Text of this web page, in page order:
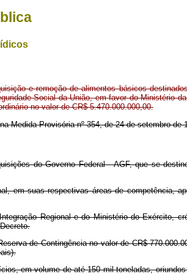
e remoção de alimentos básicos
Social da União, em favor do Ministério
no valor de CR$ 5.470.000.000,00.
Medida Provisória nº 354, de 24 de setembro de
do Governo Federal - AGF, que se
em suas respectivas áreas de competência,
Regional e do Ministério do Exército,
de Contingência no valor de CR$
em volume de até 150 mil toneladas,